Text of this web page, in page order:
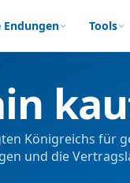
Endungen Tools
Königreichs für
und die